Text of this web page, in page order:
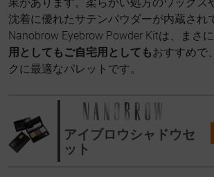
果があります。柔らかい処方のワックス
沈着に優れたサテンパウダーが内蔵され
Nanobrow Eyebrow Powder Kitは、まさに
用としてもご自宅用としてもおすすめで
クに最適なパレットです。
アイブロウシャドウセ
ット